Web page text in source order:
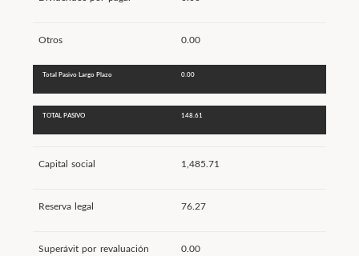
Otros 0.00
Total Pasivo Largo Plazo 0.00
TOTAL PASIVO 148.61
Capital social 1,485.71
Reserva legal 76.27
Superávit por revaluación 0.00